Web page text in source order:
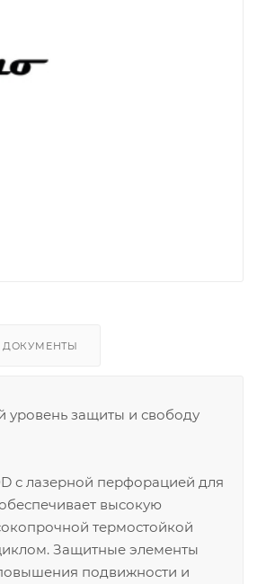
ДОКУМЕНТЫ
уровень защиты и свободу
с лазерной перфорацией для
высокую
термостойкой
Защитные элементы
подвижности и